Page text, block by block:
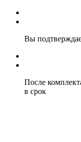
Вы
После
в срок